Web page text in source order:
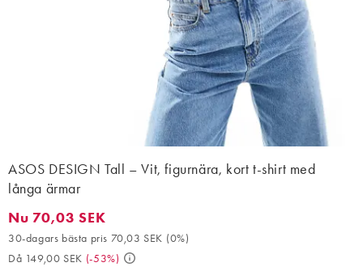
ASOS DESIGN Tall – Vit, figurnära, kort t-shirt med
långa ärmar
Nu 70,03 SEK. 30-dagars bästa pris 70,03 SEK (0%). Då 149,00
Nu 70,03 SEK
30-dagars bästa pris 70,03 SEK (0%)
Då 149,00 SEK (-53%)